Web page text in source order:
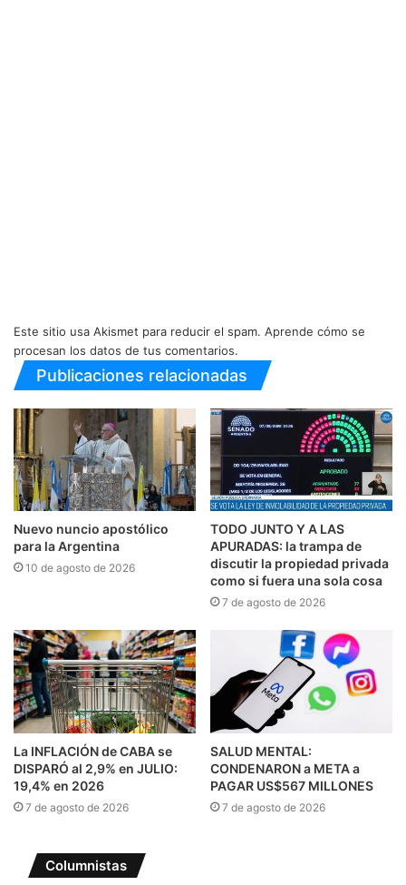
Este sitio usa Akismet para reducir el spam. Aprende cómo se
procesan los datos de tus comentarios.
Publicaciones relacionadas
Nuevo nuncio apostólico
para la Argentina
10 de agosto de 2026
TODO JUNTO Y A LAS
APURADAS: la trampa de
discutir la propiedad privada
como si fuera una sola cosa
7 de agosto de 2026
La INFLACIÓN de CABA se
DISPARÓ al 2,9% en JULIO:
19,4% en 2026
7 de agosto de 2026
SALUD MENTAL:
CONDENARON a META a
PAGAR US$567 MILLONES
7 de agosto de 2026
Columnistas